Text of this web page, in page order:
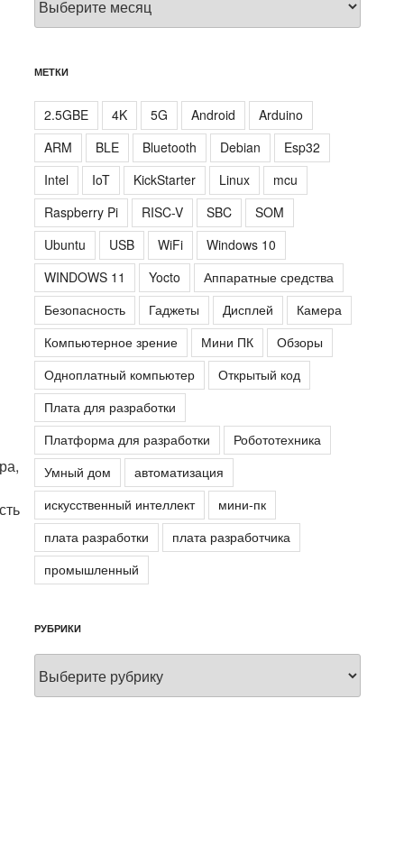
МЕТКИ
2.5GBE 4K 5G Android
Arduino
ARM
BLE Bluetooth Debian
Esp32
Intel
IoT KickStarter Linux
mcu
Raspberry Pi
RISC-V SBC
SOM
Ubuntu
USB WiFi
Windows 10
WINDOWS 11
Yocto
Аппаратные средства
Безопасность
Гаджеты Дисплей
Камера
Компьютерное зрение
Мини ПК
Обзоры
Одноплатный компьютер
Открытый код
Плата для разработки
Платформа для разработки
Робототехника
Умный дом
автоматизация
искусственный интеллект
мини-пк
плата разработки
плата разработчика
промышленный
РУБРИКИ
Рубрики